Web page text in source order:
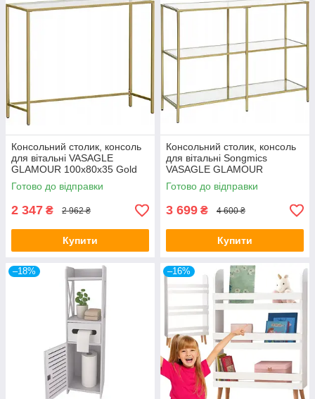
Консольний столик, консоль
для вітальні VASAGLE
GLAMOUR 100x80x35 Gold
Готово до відправки
2 347 ₴ 2 962 ₴
Купити
Консольний столик, консоль
для вітальні Songmics
VASAGLE GLAMOUR
100x73x30 Gold
Готово до відправки
3 699 ₴ 4 600 ₴
Купити
–18% –16%